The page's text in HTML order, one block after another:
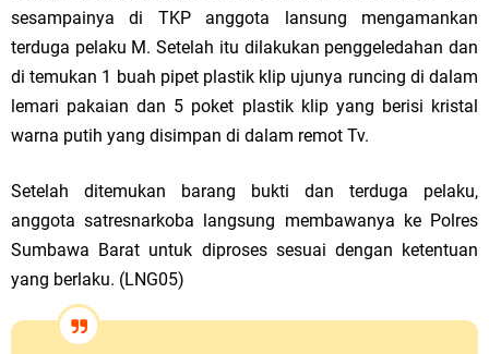
sesampainya di TKP anggota lansung mengamankan
terduga pelaku M. Setelah itu dilakukan penggeledahan dan
di temukan 1 buah pipet plastik klip ujunya runcing di dalam
lemari pakaian dan 5 poket plastik klip yang berisi kristal
warna putih yang disimpan di dalam remot Tv.
Setelah ditemukan barang bukti dan terduga pelaku,
anggota satresnarkoba langsung membawanya ke Polres
Sumbawa Barat untuk diproses sesuai dengan ketentuan
yang berlaku. (LNG05)